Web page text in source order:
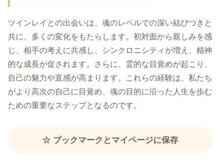
ツインレイとの出会いは、魂のレベルでの深い結びつきと
共に、多くの変化をもたらします。初対面から親しみを感
じ、相手の考えに共感し、シンクロニシティが増え、精神
的な成長が促されます。さらに、霊的な目覚めが起こり、
自己の魅力や直感が高まります。これらの経験は、私たち
がより高次の自己に目覚め、魂の目的に沿った人生を歩む
ための重要なステップとなるのです。
☆ ブックマークとマイページに保存